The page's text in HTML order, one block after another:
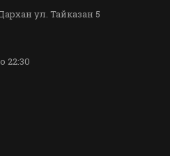
ул. Тайказан 5
22:30